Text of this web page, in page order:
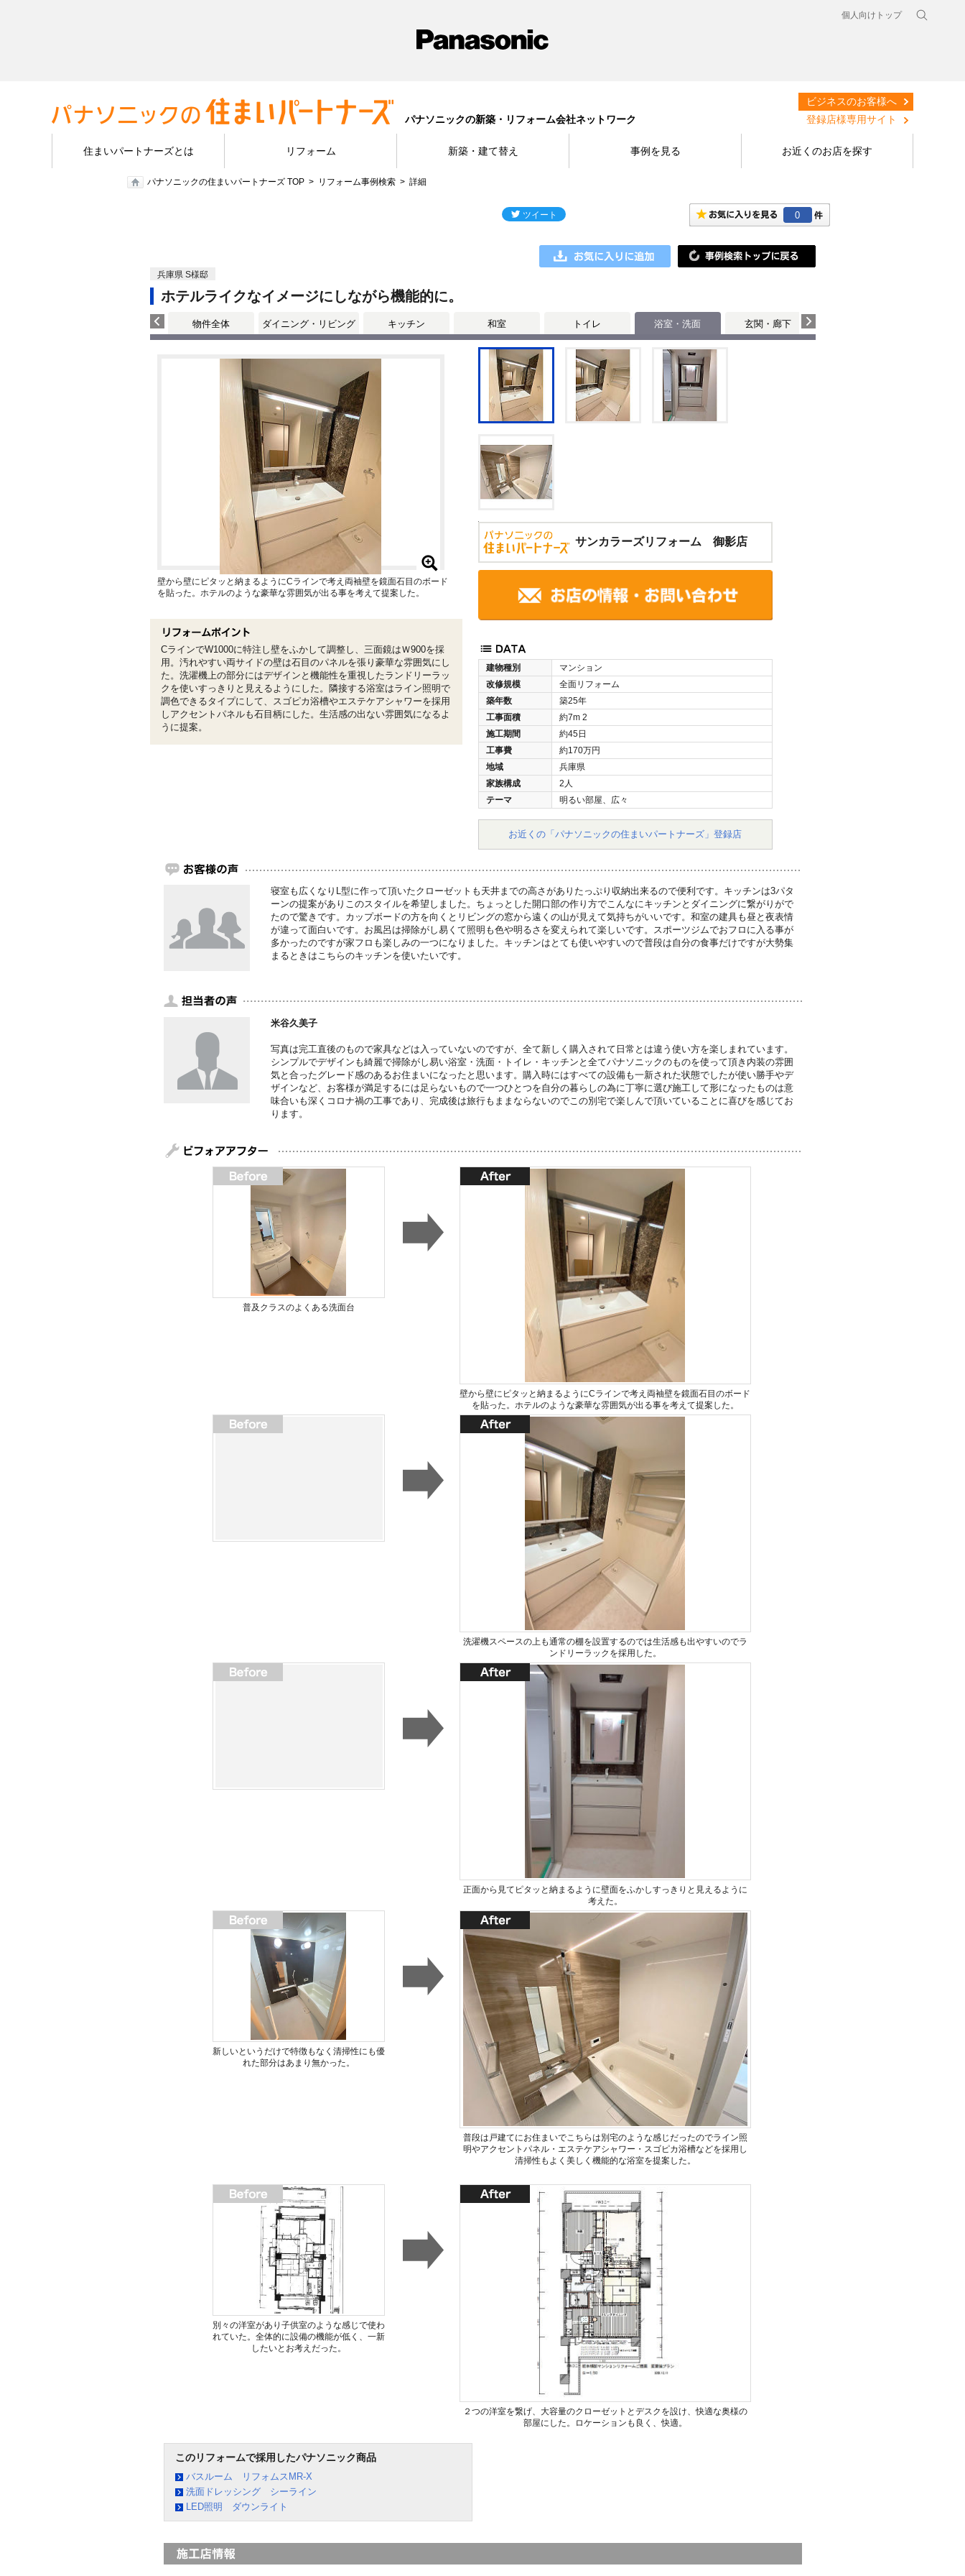
個人向けトップ
パナソニックの新築・リフォーム会社ネットワーク
ビジネスのお客様へ
登録店様専用サイト
住まいパートナーズとは リフォーム 新築・建て替え 事例を見る お近くのお店を探す
パナソニックの住まいパートナーズ TOP リフォーム事例検索 詳細
0
兵庫県 S様邸
ホテルライクなイメージにしながら機能的に。
物件全体 ダイニング・リビング キッチン 和室 トイレ 浴室・洗面 玄関・廊下
サンカラーズリフォーム 御影店
建物種別
マンション
改修規模
全面リフォーム
築年数
築25年
工事面積
約7m 2
施工期間
約45日
工事費
約170万円
地域
兵庫県
家族構成
2人
テーマ
明るい部屋、広々
お近くの「パナソニックの住まいパートナーズ」登録店
壁から壁にピタッと納まるようにCラインで考え両袖壁を鏡面石目のボード
を貼った。ホテルのような豪華な雰囲気が出る事を考えて提案した。
CラインでW1000に特注し壁をふかして調整し、三面鏡はＷ900を採
用。汚れやすい両サイドの壁は石目のパネルを張り豪華な雰囲気にし
た。洗濯機上の部分にはデザインと機能性を重視したランドリーラッ
クを使いすっきりと見えるようにした。隣接する浴室はライン照明で
調色できるタイプにして、スゴピカ浴槽やエステケアシャワーを採用
しアクセントパネルも石目柄にした。生活感の出ない雰囲気になるよ
うに提案。
寝室も広くなりL型に作って頂いたクローゼットも天井までの高さがありたっぷり収納出来るので便利です。キッチンは3パタ
ーンの提案がありこのスタイルを希望しました。ちょっとした開口部の作り方でこんなにキッチンとダイニングに繋がりがで
たので驚きです。カップボードの方を向くとリビングの窓から遠くの山が見えて気持ちがいいです。和室の建具も昼と夜表情
が違って面白いです。お風呂は掃除がし易くて照明も色や明るさを変えられて楽しいです。スポーツジムでおフロに入る事が
多かったのですが家フロも楽しみの一つになりました。キッチンはとても使いやすいので普段は自分の食事だけですが大勢集
まるときはこちらのキッチンを使いたいです。
米谷久美子
写真は完工直後のもので家具などは入っていないのですが、全て新しく購入されて日常とは違う使い方を楽しまれています。
シンプルでデザインも綺麗で掃除がし易い浴室・洗面・トイレ・キッチンと全てパナソニックのものを使って頂き内装の雰囲
気と合ったグレード感のあるお住まいになったと思います。購入時にはすべての設備も一新された状態でしたが使い勝手やデ
ザインなど、お客様が満足するには足らないもので一つひとつを自分の暮らしの為に丁寧に選び施工して形になったものは意
味合いも深くコロナ禍の工事であり、完成後は旅行もままならないのでこの別宅で楽しんで頂いていることに喜びを感じてお
ります。
普及クラスのよくある洗面台
壁から壁にピタッと納まるようにCラインで考え両袖壁を鏡面石目のボード
を貼った。ホテルのような豪華な雰囲気が出る事を考えて提案した。
洗濯機スペースの上も通常の棚を設置するのでは生活感も出やすいのでラ
ンドリーラックを採用した。
正面から見てピタッと納まるように壁面をふかしすっきりと見えるように
考えた。
新しいというだけで特徴もなく清掃性にも優
れた部分はあまり無かった。
普段は戸建てにお住まいでこちらは別宅のような感じだったのでライン照
明やアクセントパネル・エステケアシャワー・スゴピカ浴槽などを採用し
清掃性もよく美しく機能的な浴室を提案した。
別々の洋室があり子供室のような感じで使わ
れていた。全体的に設備の機能が低く、一新
したいとお考えだった。
２つの洋室を繋げ、大容量のクローゼットとデスクを設け、快適な奥様の
部屋にした。ロケーションも良く、快適。
このリフォームで採用したパナソニック商品
バスルーム リフォムスMR-X
洗面ドレッシング シーライン
LED照明 ダウンライト